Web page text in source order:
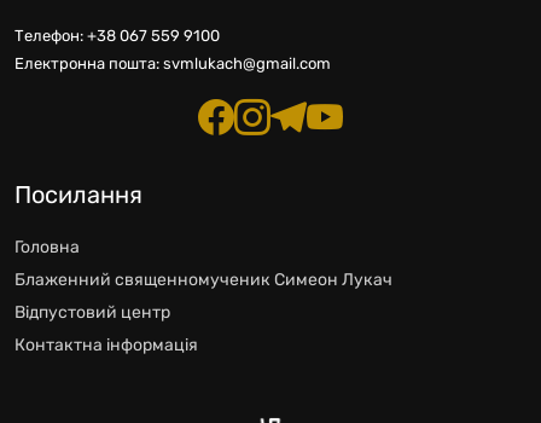
Телефон: +38 067 559 9100
Електронна пошта: svmlukach@gmail.com
Посилання
Головна
Блаженний священномученик Симеон Лукач
Відпустовий центр
Контактна інформація